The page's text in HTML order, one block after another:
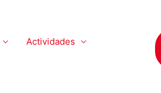
Actividades